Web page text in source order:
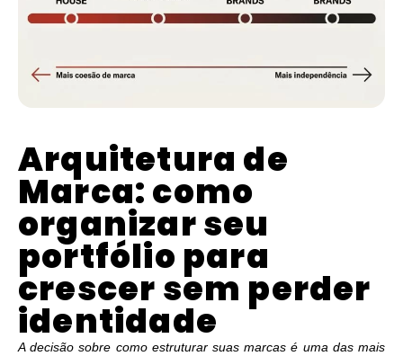
Arquitetura de
Marca: como
organizar seu
portfólio para
crescer sem perder
identidade
A decisão sobre como estruturar suas marcas é uma das mais